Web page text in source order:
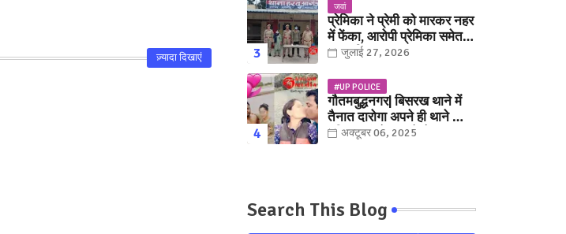
ज़्यादा दिखाएं
जवां
प्रेमिका ने प्रेमी को मारकर नहर
में फेंका, आरोपी प्रेमिका समेत
युवक गिरफ्तार
जुलाई 27, 2026
#UP POLICE
गौतमबुद्धनगर| बिसरख थाने में
तैनात दारोगा अपने ही थाने क़ी
महिला कांस्टेबल को लेकर हुए
अक्टूबर 06, 2025
Search This Blog